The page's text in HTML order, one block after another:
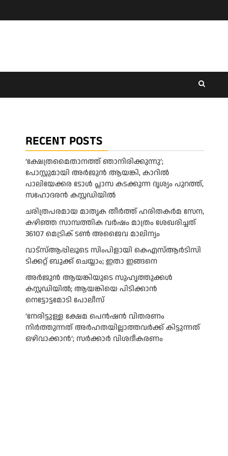
RECENT POSTS
‘ക്ഷേത്രമൈതാനത്ത് ഞാനിരിക്കുന്നു’;
പോസ്റ്റുമായി അർജുൻ ആയങ്കി, കാറിൽ
പാലിയേക്കര ടോൾ പ്ലാസ കടക്കുന്ന ദൃശ്യം പുറത്ത്,
സഹോദരൻ കസ്റ്റഡിയിൽ
ചരിത്രപരമായ മാതൃക തീര്‍ത്ത് ഹരിതകര്‍മ സേന,
കഴിഞ്ഞ സാമ്പത്തിക വര്‍ഷം മാത്രം ശേഖരിച്ചത്
36107 മെട്രിക് ടണ്‍ അജൈവ മാലിന്യം
വാട്‌സ്ആപ്പിലൂടെ സിംപിളായി കെഎസ്ആര്‍ടിസി
ടിക്കറ്റ് ബുക്ക് ചെയ്യാം; ഇതാ ഇങ്ങനെ
അർജുൻ ആയങ്കിയുടെ സുഹൃത്തുക്കൾ
കസ്റ്റഡിയിൽ; ആയങ്കിയെ പിടിക്കാൻ
നെട്ടോട്ടമോടി പോലീസ്
‘നേരിട്ടുള്ള ക്ഷേമ പെൻഷൻ വിതരണം
നി‍‍ർത്തുന്നത് അർഹതയില്ലാത്തവർക്ക് കിട്ടുന്നത്
ഒഴിവാക്കാൻ’; സർക്കാ‍ർ വിശദീകരണം